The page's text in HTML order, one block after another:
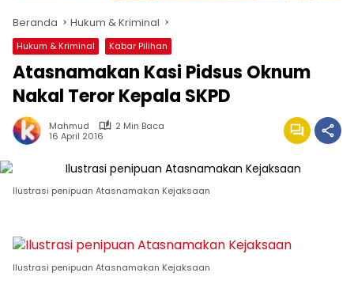
Beranda Hukum & Kriminal
Hukum & Kriminal Kabar Pilihan
Atasnamakan Kasi Pidsus Oknum
Nakal Teror Kepala SKPD
Mahmud
2 Min Baca
16 April 2016
Ilustrasi penipuan Atasnamakan Kejaksaan
Ilustrasi penipuan Atasnamakan Kejaksaan